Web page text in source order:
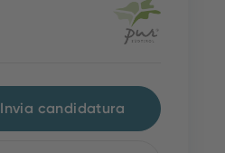
Invia candidatura